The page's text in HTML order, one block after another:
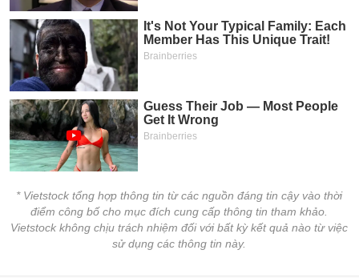
* Vietstock tổng hợp thông tin từ các nguồn đáng tin cậy vào thời
điểm công bố cho mục đích cung cấp thông tin tham khảo.
Vietstock không chịu trách nhiệm đối với bất kỳ kết quả nào từ việc
sử dụng các thông tin này.